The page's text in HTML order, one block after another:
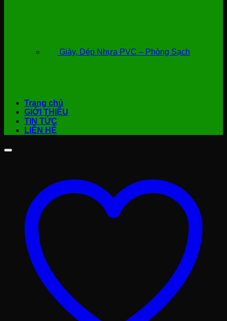
Giày, Dép Nhựa PVC – Phòng Sạch
Trang chủ
GIỚI THIỆU
TIN TỨC
LIÊN HỆ